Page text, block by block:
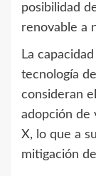
posibilidad
renovable a
La
tecnología
consideran
adopción de
X, lo que a
mitigación